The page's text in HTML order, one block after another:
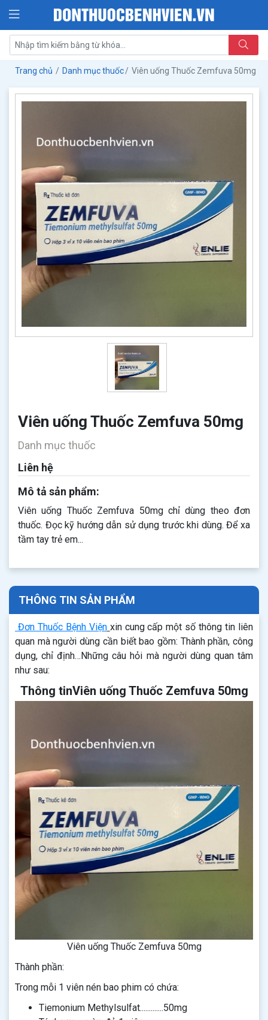
Trang chủ Danh mục thuốc Viên uống Thuốc Zemfuva 50mg
Viên uống Thuốc Zemfuva 50mg
Danh mục thuốc
Liên hệ
Mô tả sản phẩm:
Viên uống Thuốc Zemfuva 50mg chỉ dùng theo đơn
thuốc. Đọc kỹ hướng dẫn sử dụng trước khi dùng. Để xa
tầm tay trẻ em...
THÔNG TIN SẢN PHẨM
Đơn Thuốc Bệnh Viện xin cung cấp một số thông tin liên
quan mà người dùng cần biết bao gồm: Thành phần, công
dụng, chỉ định…Những câu hỏi mà người dùng quan tâm
như sau:
Thông tinViên uống Thuốc Zemfuva 50mg
Viên uống Thuốc Zemfuva 50mg
Thành phần:
Trong mỗi 1 viên nén bao phim có chứa:
Tiemonium Methylsulfat.............50mg